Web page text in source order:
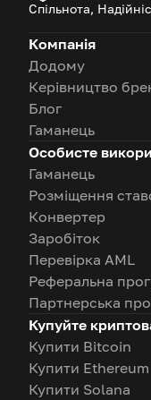
Спільнота,
Компанія
Додому
Керівництво
Блог
Гаманець
Особисте
Гаманець
Розміщення
Конвертер
Заробіток
Перевірка AML
Реферальна
Партнерська
Купуйте
Купити Bitcoin
Купити Ethereum
Купити Solana